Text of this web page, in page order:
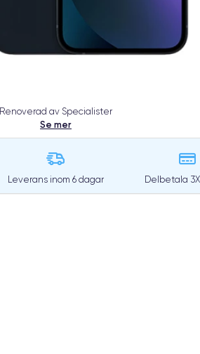
Renoverad av Specialister
Se mer
Leverans inom 6 dagar Delbetala 3X,